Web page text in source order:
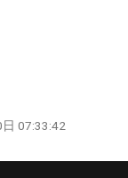
07:33:42